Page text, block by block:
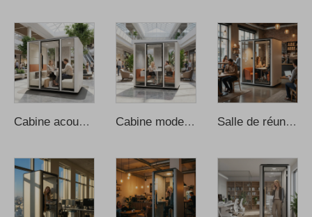
Cabine acoustique et insonorisée pour réunions, études ou travail, cabine de réunion pour bureau, cabine insonorisée pour bureau, cabine de réunion pour bureau, cabina de sonido Cabine moderne de réunion, cabine de travail, cabine téléphonique insonorisée pour bureau, cabine insonorisée, cabine insonorisée pour bureau, cabines téléphoniques pour bureau Salle de réunion insonorisée, cabine mobile pour bureau, cabine de réunion pour bureau, canapé pour cabines de réunion, cabines de réunion pour bureau, cabines téléphoniques pour bureau